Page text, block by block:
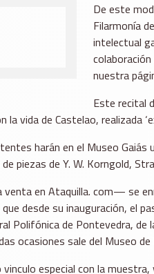
De este
Filarmonía
intelectual
nuestra
Este recital
vida de Castelao, realizada
harán en el Museo
piezas de Y. W. Korngold,
en Ataquilla. com— se
que desde su inauguración, el
de Pontevedra,
ocasiones sale del Museo
especial con la muestra,